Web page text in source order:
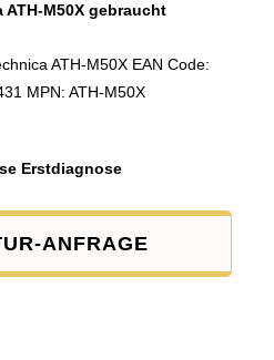
M50X gebraucht
ATH-M50X EAN Code:
MPN: ATH-M50X
Erstdiagnose
ANFRAGE